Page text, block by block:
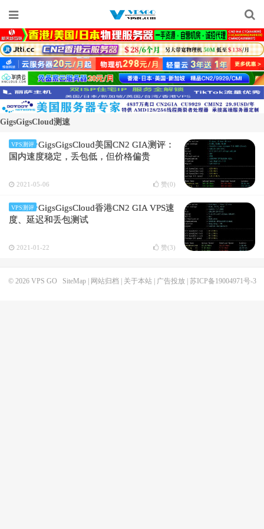
GigsGigsCloud测速
VPS测评
GigsGigsCloud美国CN2 GIA测评：
国内速度稳定，丢包低，但价格偏贵
2021-05-06 赞(0)
VPS测评
GigsGigsCloud香港CN2 GIA VPS速
度、延迟和丢包测试
2021-01-22 赞(3)
© 2026 VPS GO SiteMap| 网站归档 关于本站| 广告投放| 苏ICP备19004971号-3